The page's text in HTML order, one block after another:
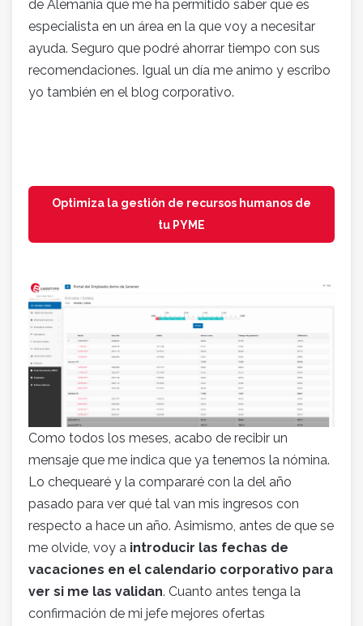
de Alemania que me ha permitido saber que es
especialista en un área en la que voy a necesitar
ayuda. Seguro que podré ahorrar tiempo con sus
recomendaciones. Igual un día me animo y escribo
yo también en el blog corporativo.
Optimiza la gestión de recursos humanos de
tu PYME
Como todos los meses, acabo de recibir un
mensaje que me indica que ya tenemos la nómina.
Lo chequearé y la compararé con la del año
pasado para ver qué tal van mis ingresos con
respecto a hace un año. Asimismo, antes de que se
me olvide, voy a introducir las fechas de
vacaciones en el calendario corporativo para
ver si me las validan. Cuanto antes tenga la
confirmación de mi jefe mejores ofertas